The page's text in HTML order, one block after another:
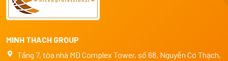
MINH THACH GROUP
Tầng 7, tòa nhà MD Complex Tower, số 68, Nguyễn Cơ Thạch,